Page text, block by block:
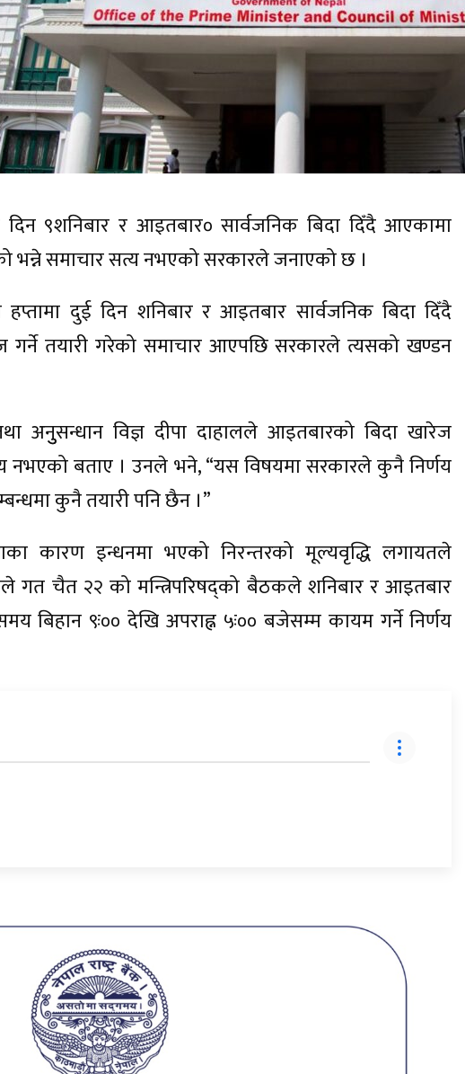
९शनिबार र आइतबार० सार्वजनिक बिदा दिँदै आएकामा
भन्ने समाचार सत्य नभएको सरकारले जनाएको छ ।
दुई दिन शनिबार र आइतबार सार्वजनिक बिदा दिँदै
तयारी गरेको समाचार आएपछि सरकारले त्यसको खण्डन
तथा अनुुसन्धान विज्ञ दीपा दाहालले आइतबारको बिदा खारेज
बताए । उनले भने, “यस विषयमा सरकारले कुनै निर्णय
कुनै तयारी पनि छैन ।”
कारण इन्धनमा भएको निरन्तरको मूल्यवृद्धि लगायतले
गत चैत २२ को मन्त्रिपरिषद्को बैठकले शनिबार र आइतबार
बिहान ९ः०० देखि अपराह्न ५ः०० बजेसम्म कायम गर्ने निर्णय